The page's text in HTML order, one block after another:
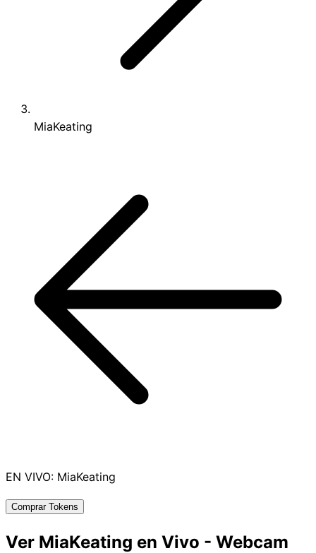
MiaKeating
EN VIVO: MiaKeating
Comprar Tokens
Ver MiaKeating en Vivo - Webcam